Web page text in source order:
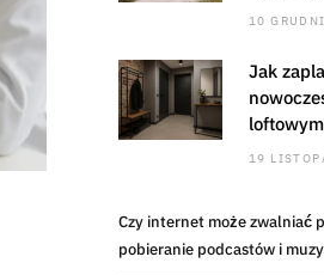
10
Jak
19
Czy internet może zwalniać
pobieranie podcastów i